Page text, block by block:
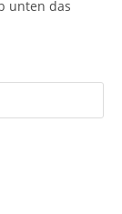
unten das